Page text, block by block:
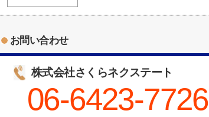
お問い合わせ
株式会社さくらネクステート
06-6423-7726